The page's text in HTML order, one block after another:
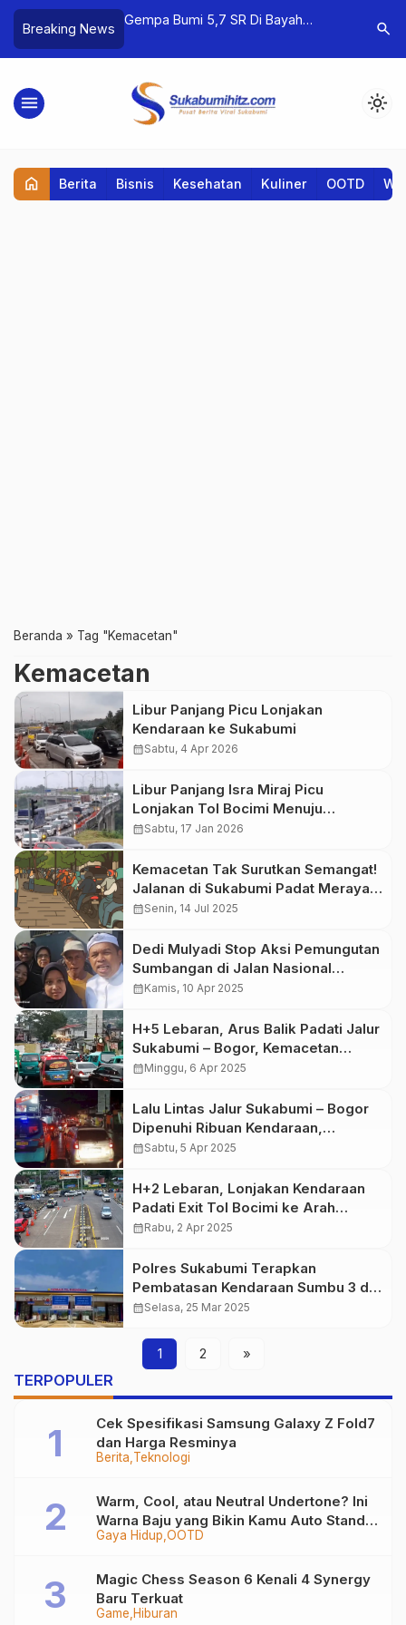
Breaking News
Gempa Bumi 5,7 SR Di Bayah
search
menu light_mode
home Berita Bisnis Kesehatan Kuliner OOTD
Beranda » Tag "Kemacetan"
Kemacetan
Libur Panjang Picu Lonjakan
Kendaraan ke Sukabumi
calendar_monthSabtu, 4 Apr 2026
Libur Panjang Isra Miraj Picu
Lonjakan Tol Bocimi Menuju
Sukabumi
calendar_monthSabtu, 17 Jan 2026
Kemacetan Tak Surutkan Semangat!
Jalanan di Sukabumi Padat Merayap
Sambut Hari Pertama Masuk
calendar_monthSenin, 14 Jul 2025
Dedi Mulyadi Stop Aksi Pemungutan
Sumbangan di Jalan Nasional
Sukabumi, Ini Alasannya!
calendar_monthKamis, 10 Apr 2025
H+5 Lebaran, Arus Balik Padati Jalur
Sukabumi – Bogor, Kemacetan
Mengular hingga 5 KM
calendar_monthMinggu, 6 Apr 2025
Lalu Lintas Jalur Sukabumi – Bogor
Dipenuhi Ribuan Kendaraan,
Kemacetan Tak Terhindarkan
calendar_monthSabtu, 5 Apr 2025
H+2 Lebaran, Lonjakan Kendaraan
Padati Exit Tol Bocimi ke Arah
Sukabumi
calendar_monthRabu, 2 Apr 2025
Polres Sukabumi Terapkan
Pembatasan Kendaraan Sumbu 3 di
Exit Tol Parungkuda untuk
calendar_monthSelasa, 25 Mar 2025
1 2 »
TERPOPULER
Berita Teknologi
Cek Spesifikasi Samsung Galaxy Z Fold7
dan Harga Resminya
Gaya Hidup OOTD
Warm, Cool, atau Neutral Undertone? Ini
Warna Baju yang Bikin Kamu Auto Stand
Out
Game Hiburan
Magic Chess Season 6 Kenali 4 Synergy
Baru Terkuat